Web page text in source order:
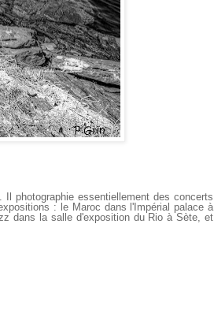
photographie essentiellement des concerts
: le Maroc dans l'Impérial palace à
dans la salle d'exposition du Rio à Sète, et